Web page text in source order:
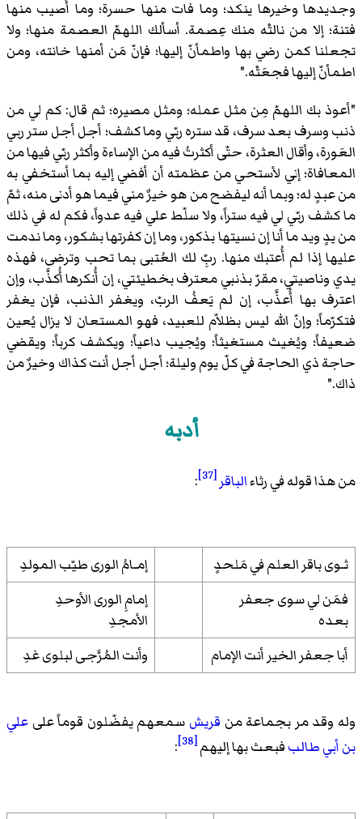
وجديدها وخيرها ينكد؛ وما فات منها حسرة؛ وما أُصيب منها
فتنة؛ إلا من نالتْه منك عِصمة. أسألك اللهمّ العصمة منها؛ ولا
تجعلنا كمن رضي بها واطمأنّ إليها؛ فإنّ مَن أمنها خانته، ومن
اطمأنّ إليها فجعَتْه."
"أعوذ بك اللهمّ مِن مثل عمله؛ ومثل مصيره؛ ثم قال: كم لي من
ذنب وسرف بعد سرف، قد ستره ربّي وما كشف؛ أجل أجل ستر ربي
العَورة، وأقال العثرة، حتّى أكثرتُ فيه من الإساءة وأكثر ربّي فيها من
المعافاة؛ إني لأستحي من عظمته أن أفضي إليه بما أستخفي به
من عبدٍ له؛ وبما أنه ليفضح من هو خيرٌ مني فيما هو أدنى منه، ثمّ
ما كشف ربّي لي فيه ستراً، ولا سلّط علي فيه عدواً، فكم له في ذلك
من يدٍ ويد ما أنا إن نسيتها بذكور، وما إن كفرتها بشكور، وما ندمت
عليها إذا لم أُعتبك منها. ربِّ لك العُتبى بما تحب وترضى، فهذه
يدي وناصيتي، مقرّ بذنبي معترف بخطيئتي، إن أُنكرها أُكذَّب، وإن
اعترف بها أُعذَّب، إن لم يَعفُ الربّ، ويغفر الذنب، فإن يغفر
فتكرّماً؛ وإنّ الله ليس بظلاّم للعبيد، فهو المستعان لا يزال يُعين
ضعيفاً؛ ويُغيث مستغيثاً؛ ويُجيب داعياً؛ ويكشف كرباً؛ ويقضي
حاجة ذي الحاجة في كلّ يوم وليلة؛ أجل أجل أنت كذاك وخيرٌ من
ذاك."
أدبه
من هذا قوله في رثاءالباقر[37]
:
ثـوى باقر العلم في مَلحدٍ
إمـامُ الورى طيّب المولدِ
فمَن لي سوى جعفر
بعده
إمامِ الورى الأوحدِ
الأمجدِ
أبا جعفر الخير أنت الإمام
وأنت المُرَّجى لبلوى غدِ
وله وقد مر بجماعة من قريش سمعهم يفضّلون قوماً على علي
بن أبي طالبفبعث بها إليهم[38]
: